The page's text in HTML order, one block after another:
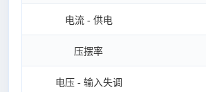
电流 - 供电
压摆率
电压 - 输入失调